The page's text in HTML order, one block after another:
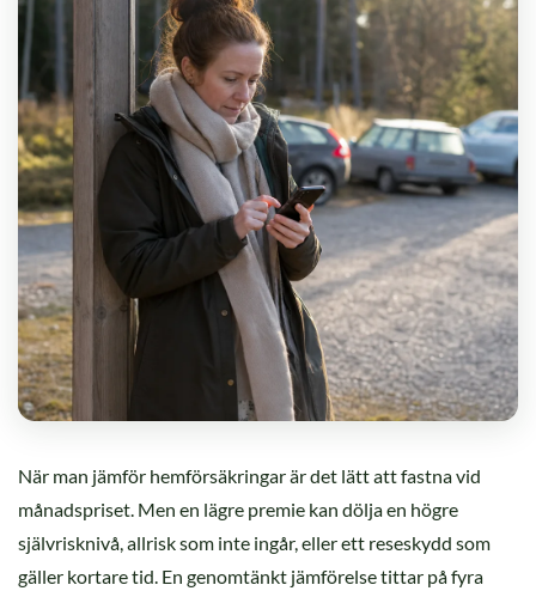
När man jämför hemförsäkringar är det lätt att fastna vid
månadspriset. Men en lägre premie kan dölja en högre
självrisknivå, allrisk som inte ingår, eller ett reseskydd som
gäller kortare tid. En genomtänkt jämförelse tittar på fyra